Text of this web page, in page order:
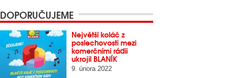
DOPORUČUJEME
Největší koláč z
poslechovosti mezi
komerčními rádii
ukrojil BLANÍK
9. února 2022